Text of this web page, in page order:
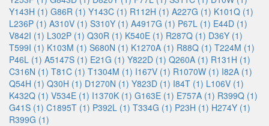
Y143H (1) G86R (1) Y143C (1) R112H (1) A227G (1) K101Q (1)
L236P (1) A310V (1) S310Y (1) A4917G (1) P67L (1) E44D (1)
V842I (1) L302P (1) Q30R (1) K540E (1) R287Q (1) D36Y (1)
T599I (1) K103M (1) S680N (1) K1270A (1) R88Q (1) T224M (1)
P46L (1) A5147S (1) E21G (1) Y822D (1) Q260A (1) R131H (1)
C316N (1) T81C (1) T1304M (1) I167V (1) R1070W (1) I82A (1)
Q54H (1) Q30H (1) D1270N (1) Y823D (1) I84T (1) L106V (1)
K432Q (1) V534E (1) I1370K (1) G163E (1) E757A (1) R399Q (1)
G41S (1) C1895T (1) P392L (1) T334G (1) P23H (1) H274Y (1)
R399G (1)